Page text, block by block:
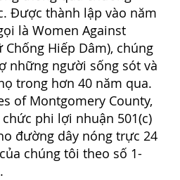
Được thành lập vào năm
là Women Against
Chống Hiếp Dâm), chúng
những người sống sót và
trong hơn 40 năm qua.
of Montgomery County,
phi lợi nhuận 501(c)
đường dây nóng trực 24
chúng tôi theo số 1-